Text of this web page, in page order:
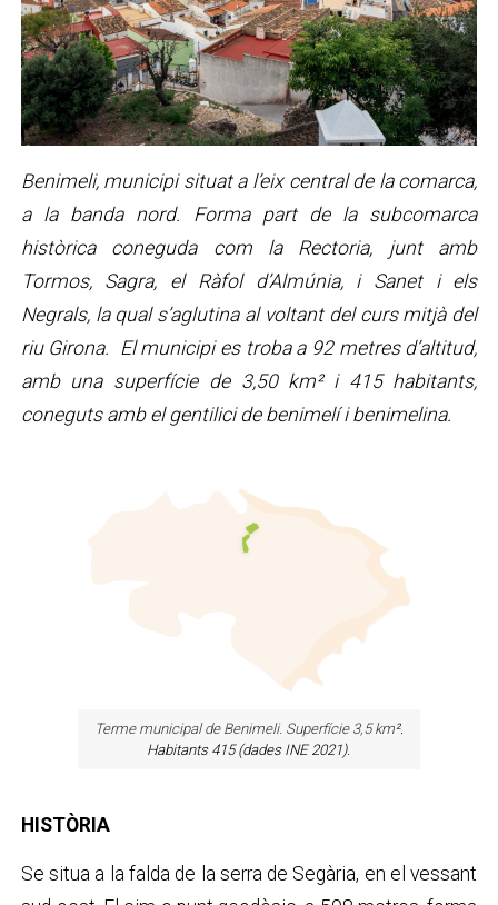
Benimeli, municipi situat a l’eix central de la comarca,
a la banda nord. Forma part de la subcomarca
històrica coneguda com la Rectoria, junt amb
Tormos, Sagra, el Ràfol d’Almúnia, i Sanet i els
Negrals, la qual s’aglutina al voltant del curs mitjà del
riu Girona. El municipi es troba a 92 metres d’altitud,
amb una superfície de 3,50 km² i 415 habitants,
coneguts amb el gentilici de benimelí i benimelina.
Terme municipal de Benimeli. Superfície 3,5 km².
Habitants 415 (dades INE 2021).
HISTÒRIA
Se situa a la falda de la serra de Segària, en el vessant